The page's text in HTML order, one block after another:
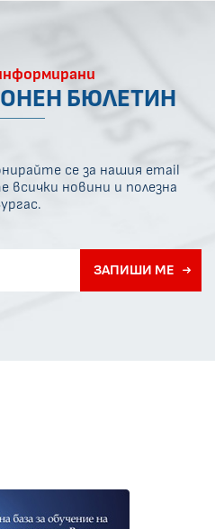
БЮЛЕТИН
се за нашия email
всички новини и полезна
ЗАПИШИ МЕ